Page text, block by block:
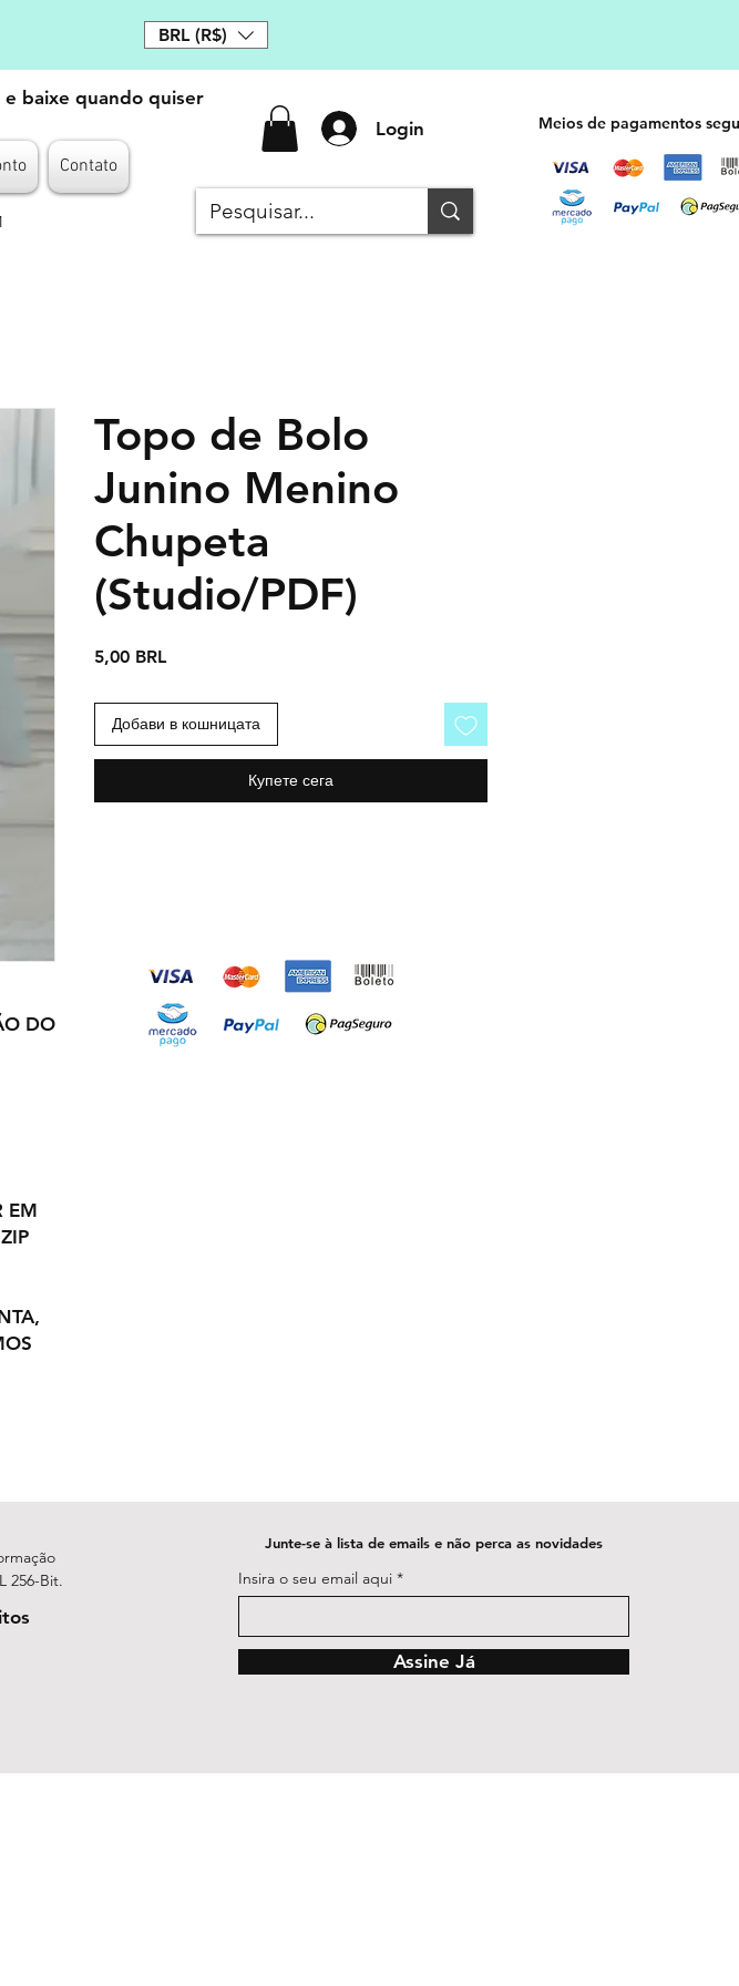
BRL (R$)
baixe quando quiser
Contato
Login Meios de pagamentos
DO
EM
Topo de Bolo
Junino Menino
Chupeta
(Studio/PDF)
5,00 BRLЦена
Добави в кошницата
Купете сега
256-Bit.
Junte-se à lista de emails e não perca as novidades
Insira o seu email aqui
Assine Já